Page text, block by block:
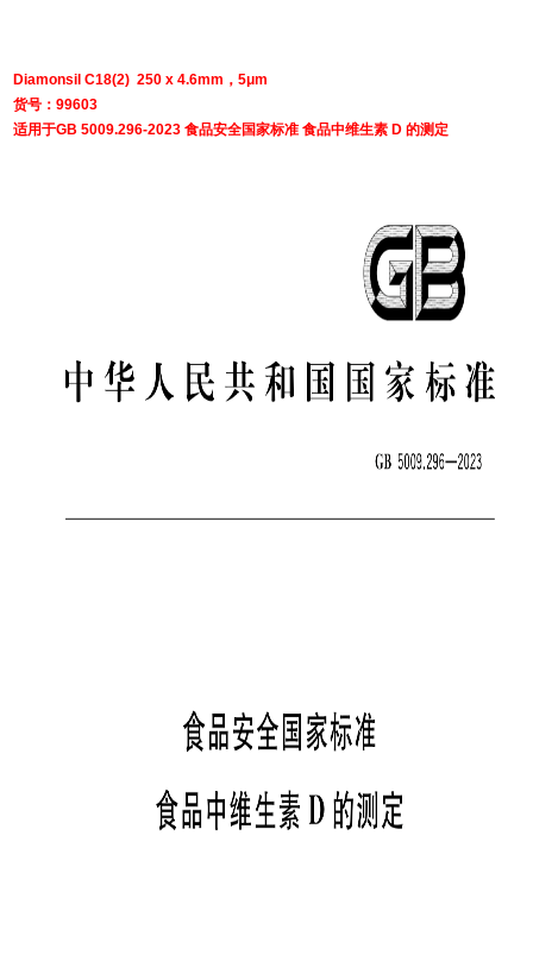
Diamonsil C18(2) 250 x 4.6mm，5μm
货号：99603
适用于GB 5009.296-2023 食品安全国家标准 食品中维生素 D 的测定